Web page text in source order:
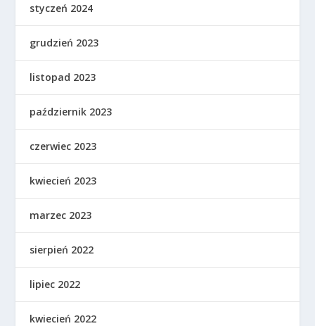
styczeń 2024
grudzień 2023
listopad 2023
październik 2023
czerwiec 2023
kwiecień 2023
marzec 2023
sierpień 2022
lipiec 2022
kwiecień 2022